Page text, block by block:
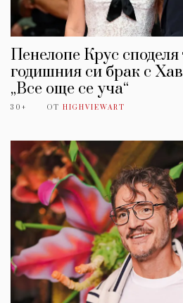
Пенелопе Крус споделя
годишния си брак с
„Все още се уча“
30+ ОТ HIGHVIEWART